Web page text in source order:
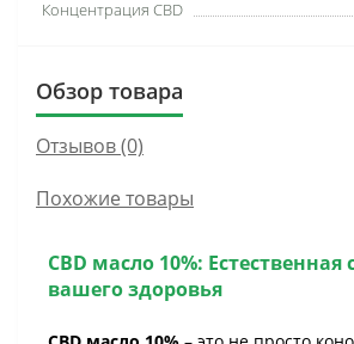
Концентрация CBD
Обзор товара
Отзывов (0)
Похожие товары
CBD масло 10%: Естественная
вашего здоровья